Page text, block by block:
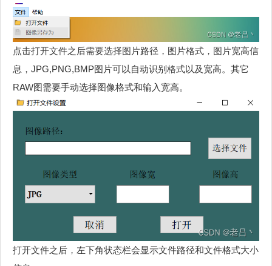
点击打开文件之后需要选择图片路径，图片格式，图片宽高信
息，JPG,PNG,BMP图片可以自动识别格式以及宽高。其它
RAW图需要手动选择图像格式和输入宽高。
打开文件之后，左下角状态栏会显示文件路径和文件格式大小